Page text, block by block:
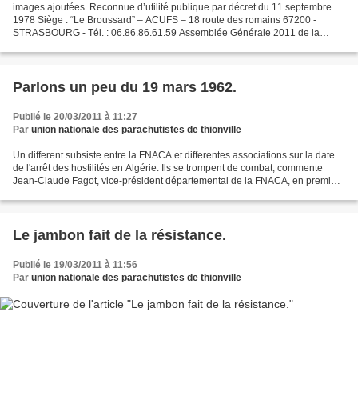
images ajoutées. Reconnue d’utilité publique par décret du 11 septembre
1978 Siège : “Le Broussard” – ACUFS – 18 route des romains 67200 -
STRASBOURG - Tél. : 06.86.86.61.59 Assemblée Générale 2011 de la
Parlons un peu du 19 mars 1962.
Publié le 20/03/2011 à 11:27
Par union nationale des parachutistes de thionville
Un different subsiste entre la FNACA et differentes associations sur la date
de l'arrêt des hostilités en Algérie. Ils se trompent de combat, commente
Jean-Claude Fagot, vice-président départemental de la FNACA, en première
Le jambon fait de la résistance.
Publié le 19/03/2011 à 11:56
Par union nationale des parachutistes de thionville